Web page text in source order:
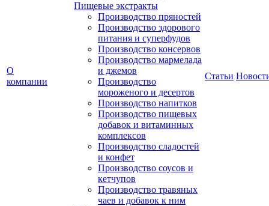
О
компании
Пищевые экстракты
Производство пряностей
Производство здорового
питания и суперфудов
Производство консервов
Производство мармелада
и джемов
Производство
мороженого и десертов
Производство напитков
Производство пищевых
добавок и витаминных
комплексов
Производство сладостей
и конфет
Производство соусов и
кетчупов
Производство травяных
чаев и добавок к ним
Статьи